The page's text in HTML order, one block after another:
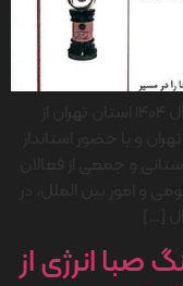
صبا انرژی از